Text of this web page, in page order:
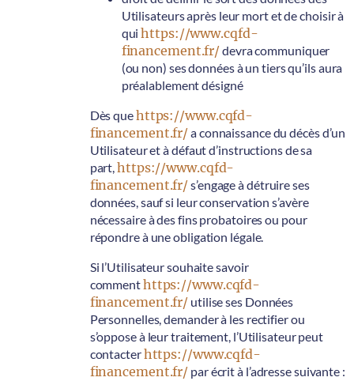
Utilisateurs après leur mort et de choisir à
quihttps://www.cqfd-
financement.fr/devra communiquer
(ou non) ses données à un tiers qu’ils aura
préalablement désigné
Dès quehttps://www.cqfd-
financement.fr/a connaissance du décès d’un
Utilisateur et à défaut d’instructions de sa
part,https://www.cqfd-
financement.fr/s’engage à détruire ses
données, sauf si leur conservation s’avère
nécessaire à des fins probatoires ou pour
répondre à une obligation légale.
Si l’Utilisateur souhaite savoir
commenthttps://www.cqfd-
financement.fr/ utilise ses Données
Personnelles, demander à les rectifier ou
s’oppose à leur traitement, l’Utilisateur peut
contacterhttps://www.cqfd-
financement.fr/ par écrit à l’adresse suivante :